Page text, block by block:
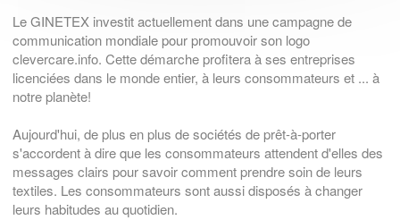
Le GINETEX investit actuellement dans une campagne de
communication mondiale pour promouvoir son logo
clevercare.info. Cette démarche profitera à ses entreprises
licenciées dans le monde entier, à leurs consommateurs et ... à
notre planète!
Aujourd'hui, de plus en plus de sociétés de prêt-à-porter
s'accordent à dire que les consommateurs attendent d'elles des
messages clairs pour savoir comment prendre soin de leurs
textiles. Les consommateurs sont aussi disposés à changer
leurs habitudes au quotidien.